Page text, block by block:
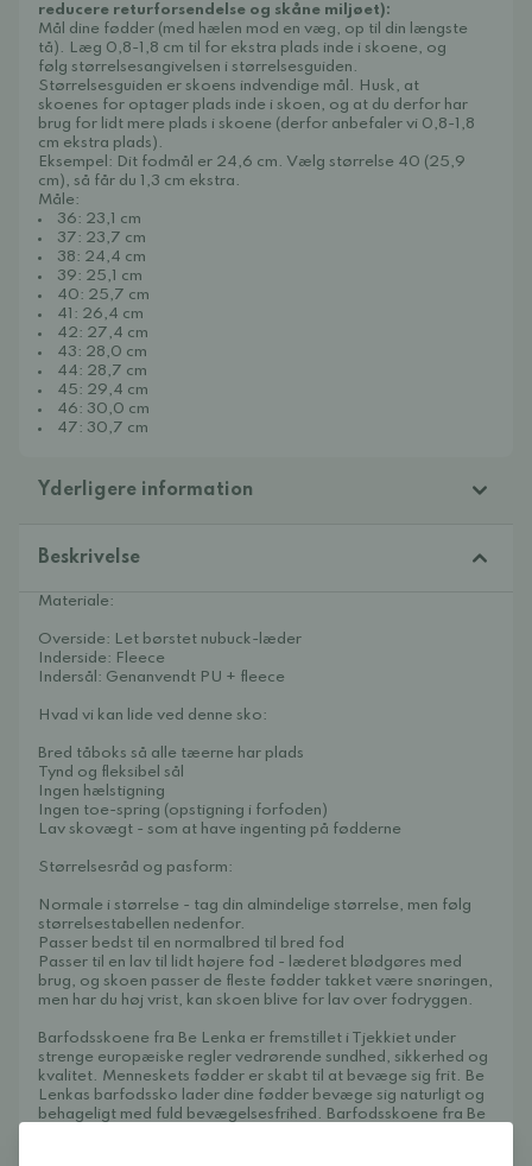
reducere returforsendelse og skåne miljøet):
Mål dine fødder (med hælen mod en væg, op til din længste
tå). Læg 0,8-1,8 cm til for ekstra plads inde i skoene, og
følg størrelsesangivelsen i størrelsesguiden.
Størrelsesguiden er skoens indvendige mål. Husk, at
skoenes for optager plads inde i skoen, og at du derfor har
brug for lidt mere plads i skoene (derfor anbefaler vi 0,8-1,8
cm ekstra plads).
Eksempel: Dit fodmål er 24,6 cm. Vælg størrelse 40 (25,9
cm), så får du 1,3 cm ekstra.
Måle:
36: 23,1 cm
37: 23,7 cm
38: 24,4 cm
39: 25,1 cm
40: 25,7 cm
41: 26,4 cm
42: 27,4 cm
43: 28,0 cm
44: 28,7 cm
45: 29,4 cm
46: 30,0 cm
47: 30,7 cm
Yderligere information
Beskrivelse
Materiale:
Overside: Let børstet nubuck-læder
Inderside: Fleece
Indersål: Genanvendt PU + fleece
Hvad vi kan lide ved denne sko:
Bred tåboks så alle tæerne har plads
Tynd og fleksibel sål
Ingen hælstigning
Ingen toe-spring (opstigning i forfoden)
Lav skovægt - som at have ingenting på fødderne
Størrelsesråd og pasform:
Normale i størrelse - tag din almindelige størrelse, men følg
størrelsestabellen nedenfor.
Passer bedst til en normalbred til bred fod
Passer til en lav til lidt højere fod - læderet blødgøres med
brug, og skoen passer de fleste fødder takket være snøringen,
men har du høj vrist, kan skoen blive for lav over fodryggen.
Barfodsskoene fra Be Lenka er fremstillet i Tjekkiet under
strenge europæiske regler vedrørende sundhed, sikkerhed og
kvalitet. Menneskets fødder er skabt til at bevæge sig frit. Be
Lenkas barfodssko lader dine fødder bevæge sig naturligt og
behageligt med fuld bevægelsesfrihed. Barfodsskoene fra Be